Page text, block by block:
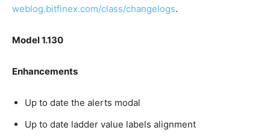
weblog.bitfinex.com/class/changelogs.
Model 1.130
Enhancements
Up to date the alerts modal
Up to date ladder value labels alignment